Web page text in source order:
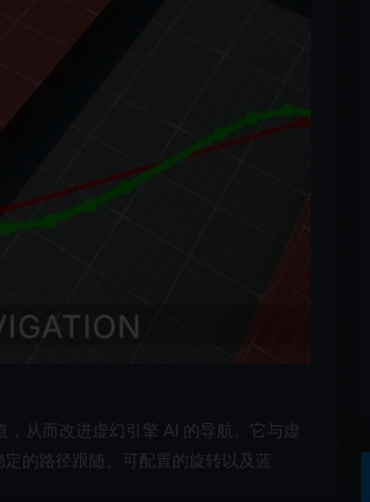
从而改进虚幻引擎 AI 的导航。它与虚
的路径跟随、可配置的旋转以及蓝